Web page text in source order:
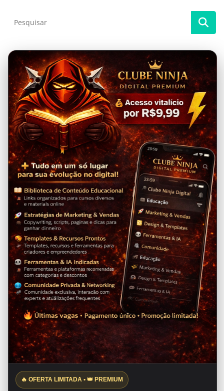
🔥 OFERTA LIMITADA • 👑 PREMIUM